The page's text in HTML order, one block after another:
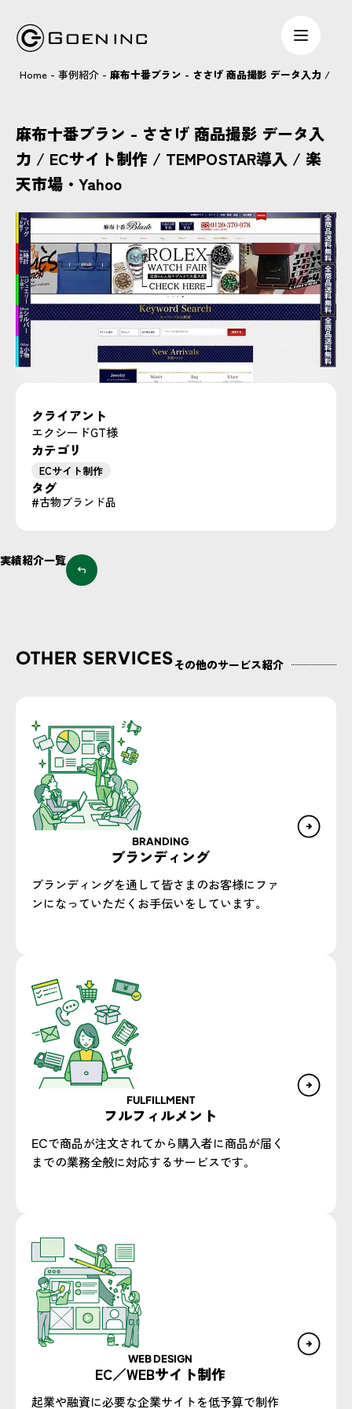
Home - 事例紹介 - 麻布十番ブラン - ささげ 商品撮影 データ入力 /
麻布十番ブラン - ささげ 商品撮影 データ入
力 / ECサイト制作 / TEMPOSTAR導入 / 楽
天市場・Yahoo
クライアント
エクシードGT様
カテゴリ
ECサイト制作
タグ
古物ブランド品
実績紹介一覧
OTHER SERVICESその他のサービス紹介
BRANDING
ブランディング
ブランディングを通して皆さまのお客様にファ
ンになっていただくお手伝いをしています。
FULFILLMENT
フルフィルメント
ECで商品が注文されてから購入者に商品が届く
までの業務全般に対応するサービスです。
WEB DESIGN​
EC／WEBサイト制作​
起業や融資に必要な企業サイトを低予算で制作